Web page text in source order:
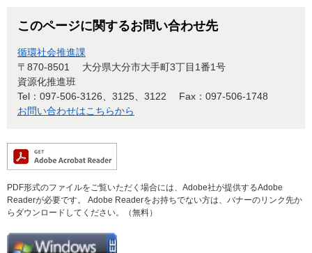
このページに関するお問い合わせ先
循環社会推進課
〒870-8501
大分県大分市大手町3丁目1番1号
資源化推進班
Tel：097-506-3126、3125、3122
Fax：097-506-1748
お問い合わせはこちらから
PDF形式のファイルをご覧いただく場合には、Adobe社が提供するAdobe
Readerが必要です。
Adobe Readerをお持ちでない方は、バナーのリンク先か
らダウンロードしてください。（無料）